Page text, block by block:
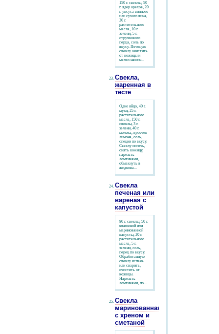
150 г. свеклы, 50
г. ядер орехов, 20
г. уксуса винного
или сухого вина,
20 г.
растительного
масла, 10 г.
зелени, 5 г.
стручкового
перца, соль по
вкусу. Печеную
свеклу очистить
от кожицы и
мелко нашин...
Свекла,
жаренная в
тесте
Одно яйцо, 40 г.
муки, 25 г.
растительного
масла, 150 г.
свеклы, 3 г.
зелени, 40 г.
молока, кусочек
лимона, соль,
специи по вкусу.
Свеклу испечь,
снять кожицу,
нарезать
ломтиками,
обмакнуть в
жидкова...
Свекла
печеная или
вареная с
капустой
80 г. свеклы, 50 г.
квашеной или
маринованной
капусты, 20 г.
растительного
масла, 5 г.
зелени, соль,
перец по вкусу.
Обработанную
свеклу испечь
или сварить,
очистить от
кожицы.
Нарезать
ломтиками, по...
Свекла
маринованная,
с хреном и
сметаной